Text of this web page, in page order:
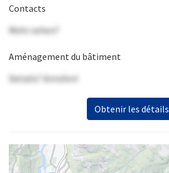
Contacts
Mehr sehen?
Aménagement du bâtiment
Details? Anrufen!
Obtenir les détails